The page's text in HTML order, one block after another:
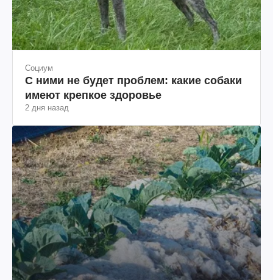
Социум
С ними не будет проблем: какие собаки
имеют крепкое здоровье
2 дня назад